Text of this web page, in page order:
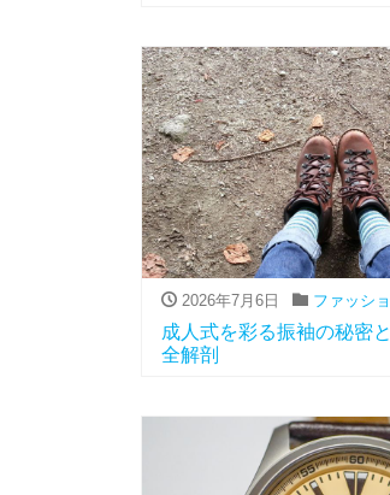
2026年7月6日 ファッシ
成人式を彩る振袖の秘密
全解剖